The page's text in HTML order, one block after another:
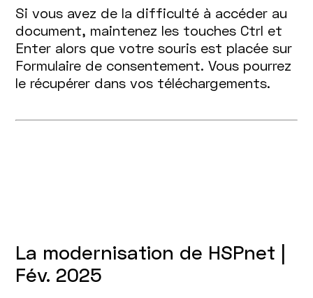
Si vous avez de la difficulté à accéder au
document, maintenez les touches Ctrl et
Enter alors que votre souris est placée sur
Formulaire de consentement. Vous pourrez
le récupérer dans vos téléchargements.
La modernisation de HSPnet |
Fév. 2025